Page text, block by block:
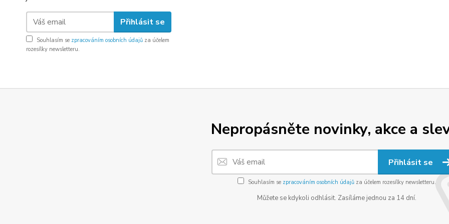
Přihlásit se
Souhlasím se zpracováním osobních údajů za účelem
rozesílky newsletteru.
Nepropásněte novinky, akce a
Přihlásit se
Souhlasím se zpracováním osobních údajů za účelem rozesílky newsletteru.
Můžete se kdykoli odhlásit. Zasíláme jednou za 14 dní.